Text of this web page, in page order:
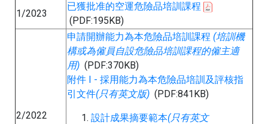
1/2023
已獲批准的空運危險品培訓課程
(PDF:195KB)
2/2022
申請開辦能力為本危險品培訓課程 (培訓機
構或為僱員自設危險品培訓課程的僱主適
用) (PDF:370KB)
附件 I - 採用能力為本危險品培訓及評核指
引文件(只有英文版) (PDF:841KB)
設計成果摘要範本(只有英文